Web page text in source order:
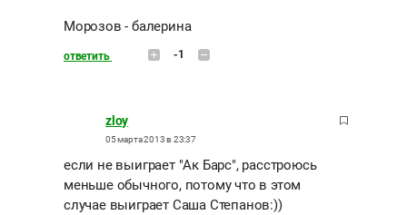
Морозов - балерина
ответить -1
zloy
05 марта 2013 в 23:37
если не выиграет "Ак Барс", расстроюсь
меньше обычного, потому что в этом
случае выиграет Саша Степанов:))